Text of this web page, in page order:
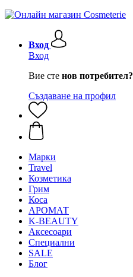
Вход
Вход
Вие сте нов потребител?
Създаване на профил
Mарки
Travel
Козметика
Грим
Коса
АРОМАТ
K-BEAUTY
Аксесоари
Специални
SALE
Блог